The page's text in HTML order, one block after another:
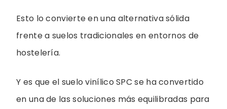
Esto lo convierte en una alternativa sólida
frente a suelos tradicionales en entornos de
hostelería.
Y es que el suelo vinílico SPC se ha convertido
en una de las soluciones más equilibradas para